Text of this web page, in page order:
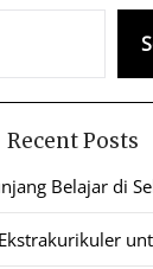
Recent Posts
Belajar di